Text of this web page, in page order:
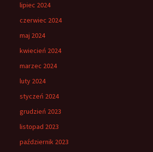
lipiec 2024
czerwiec 2024
maj 2024
kwiecień 2024
marzec 2024
luty 2024
styczeń 2024
grudzień 2023
listopad 2023
październik 2023